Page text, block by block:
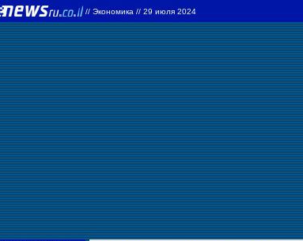
// Экономика // 29 июля 2024